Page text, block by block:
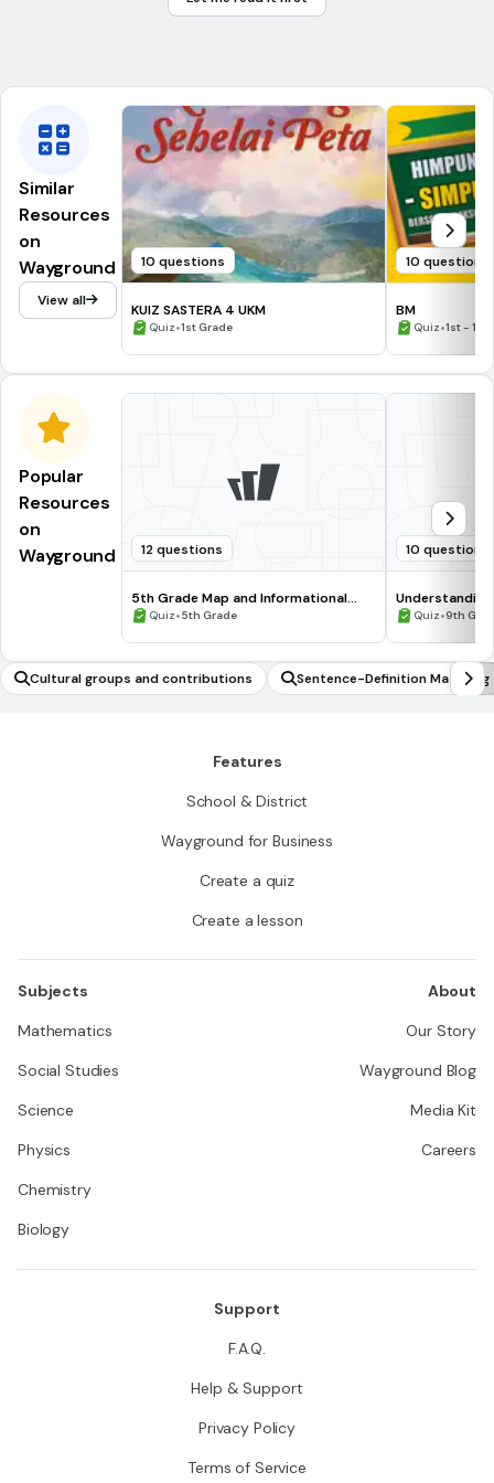
Similar
Resources
on
Wayground
View all
10 questions
KUIZ SASTERA 4 UKM
Quiz•1st Grade
10 questions
BM
Quiz•1st -
Popular
Resources
on
Wayground
12 questions
5th Grade Map and Informational
Processing Skills
Quiz•5th Grade
10 questions
Quiz•9th
Cultural groups and contributions Sentence-Definition Matching
Features
School & District
Wayground for Business
Create a quiz
Create a lesson
Subjects
Mathematics
Social Studies
Science
Physics
Chemistry
Biology
About
Our Story
Wayground Blog
Media Kit
Careers
Support
F.A.Q.
Help & Support
Privacy Policy
Terms of Service